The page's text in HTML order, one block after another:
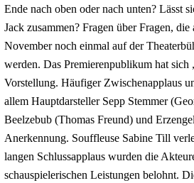
Ende nach oben oder nach unten? Lässt
Jack zusammen? Fragen über Fragen,
November noch einmal auf der
werden. Das Premierenpublikum hat sich
Vorstellung. Häufiger Zwischenapplaus
allem Hauptdarsteller Sepp Stemmer
Beelzebub (Thomas Freund) und
Anerkennung. Souffleuse Sabine Till
langen Schlussapplaus wurden die
schauspielerischen Leistungen belohnt.